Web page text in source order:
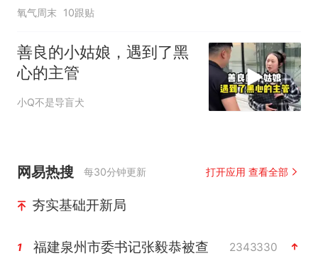
氧气周末 10跟贴
善良的小姑娘，遇到了黑
心的主管
小Q不是导盲犬
网易热搜 每30分钟更新 打开应用 查看全部
夯实基础开新局
1 福建泉州市委书记张毅恭被查 2343330